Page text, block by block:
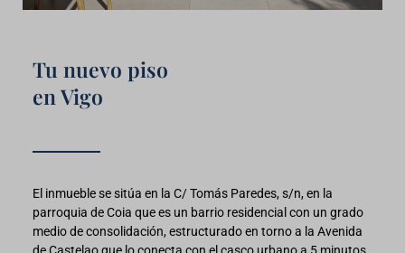
Tu nuevo piso
en Vigo
El inmueble se sitúa en la C/ Tomás Paredes, s/n, en la
parroquia de Coia que es un barrio residencial con un grado
medio de consolidación, estructurado en torno a la Avenida